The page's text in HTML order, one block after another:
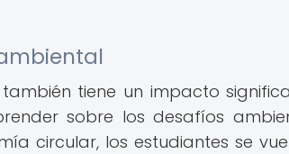
tiene un impacto
sobre los desafíos
circular, los estudiantes se